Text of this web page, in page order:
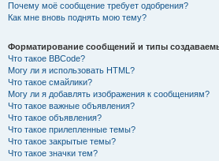
Почему моё сообщение требует одобрения?
Как мне вновь поднять мою тему?
Форматирование сообщений и типы
Что такое BBCode?
Могу ли я использовать HTML?
Что такое смайлики?
Могу ли я добавлять изображения к сообщениям?
Что такое важные объявления?
Что такое объявления?
Что такое прилепленные темы?
Что такое закрытые темы?
Что такое значки тем?